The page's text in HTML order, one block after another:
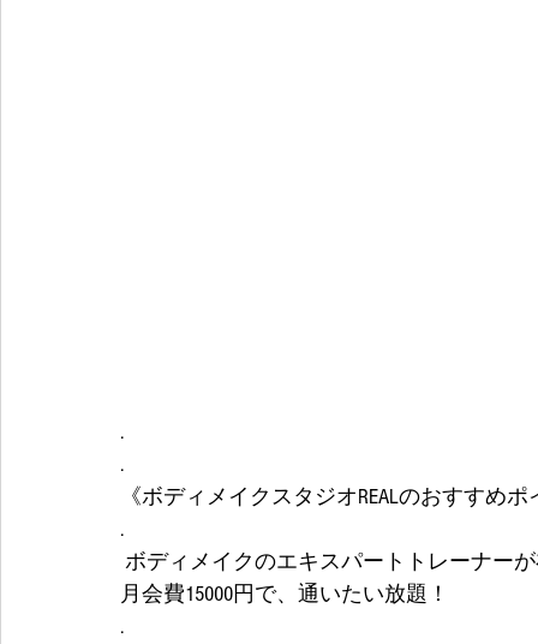
.
.
《ボディメイクスタジオREALのおすすめ
.
ボディメイクのエキスパートトレーナー
月会費15000円で、通いたい放題！
.